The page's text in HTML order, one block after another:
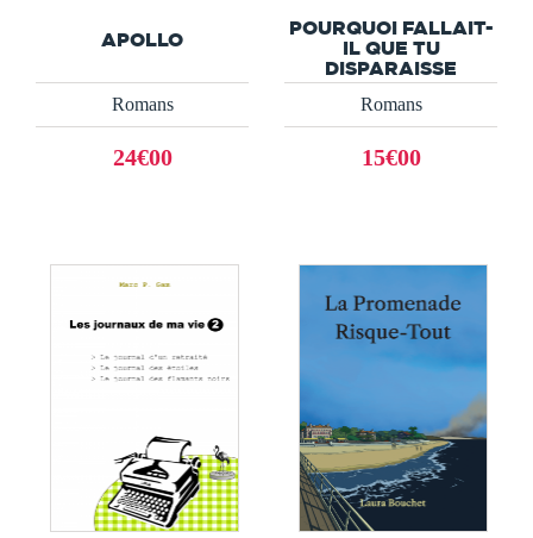
APOLLO
Romans
24€00
POURQUOI FALLAIT-
IL QUE TU
DISPARAISSE
Romans
15€00